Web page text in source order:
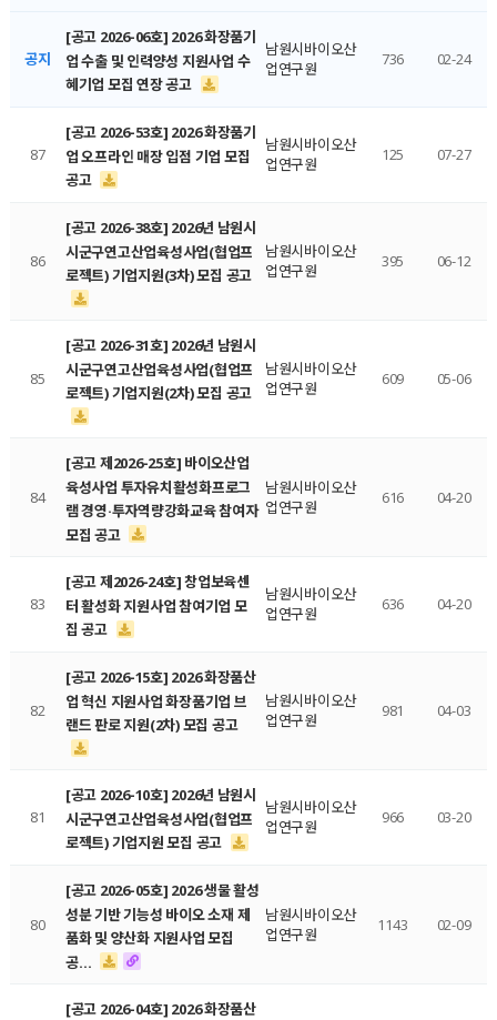
공지
[공고 2026-06호] 2026 화장품기
업 수출 및 인력양성 지원사업 수
혜기업 모집 연장 공고
남원시바이오산
업연구원
736 02-24
87
[공고 2026-53호] 2026 화장품기
업 오프라인 매장 입점 기업 모집
공고
남원시바이오산
업연구원
125 07-27
86
[공고 2026-38호] 2026년 남원시
시군구연고산업육성사업(협업프
로젝트) 기업지원(3차) 모집 공고
남원시바이오산
업연구원
395 06-12
85
[공고 2026-31호] 2026년 남원시
시군구연고산업육성사업(협업프
로젝트) 기업지원(2차) 모집 공고
남원시바이오산
업연구원
609 05-06
84
[공고 제2026-25호] 바이오산업
육성사업 투자유치활성화프로그
램 경영·투자역량강화교육 참여자
모집 공고
남원시바이오산
업연구원
616 04-20
83
[공고 제2026-24호] 창업보육센
터 활성화 지원사업 참여기업 모
집 공고
남원시바이오산
업연구원
636 04-20
82
[공고 2026-15호] 2026 화장품산
업 혁신 지원사업 화장품기업 브
랜드 판로 지원(2차) 모집 공고
남원시바이오산
업연구원
981 04-03
81
[공고 2026-10호] 2026년 남원시
시군구연고산업육성사업(협업프
로젝트) 기업지원 모집 공고
남원시바이오산
업연구원
966 03-20
80
[공고 2026-05호] 2026 생물 활성
성분 기반 기능성 바이오 소재 제
품화 및 양산화 지원사업 모집
공…
남원시바이오산
업연구원
1143 02-09
[공고 2026-04호] 2026 화장품산